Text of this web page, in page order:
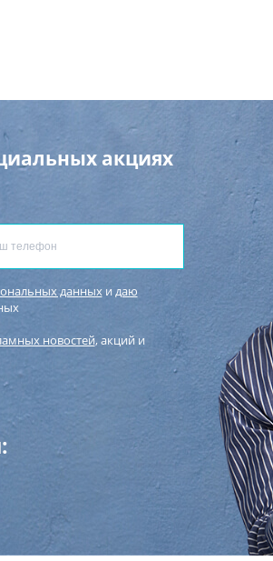
акциях
данныхи даю
новостей, акций и